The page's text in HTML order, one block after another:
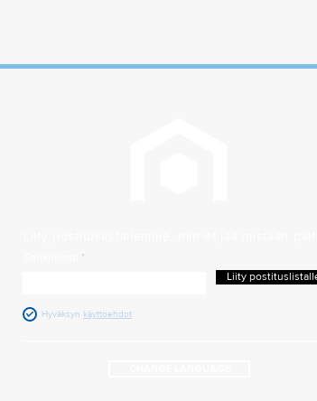
Liity
Hyväksyn käyttöehdot